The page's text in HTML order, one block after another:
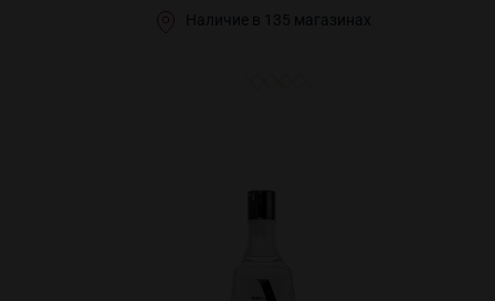
Наличие в 135 магазинах